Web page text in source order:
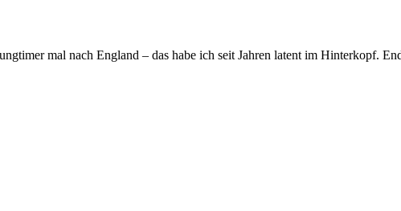
mal nach England – das habe ich seit Jahren latent im Hinterkopf.